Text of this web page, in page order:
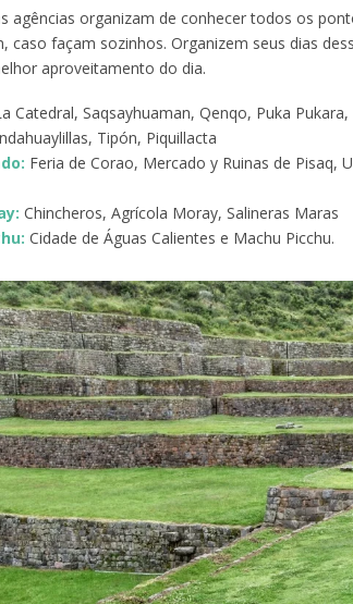
agências organizam de conhecer todos os
caso façam sozinhos. Organizem seus dias
aproveitamento do dia.
Catedral, Saqsayhuaman, Qenqo, Puka
Tipón, Piquillacta
Feria de Corao, Mercado y Ruinas de Pisaq,
Chincheros, Agrícola Moray, Salineras Maras
Cidade de Águas Calientes e Machu Picchu.